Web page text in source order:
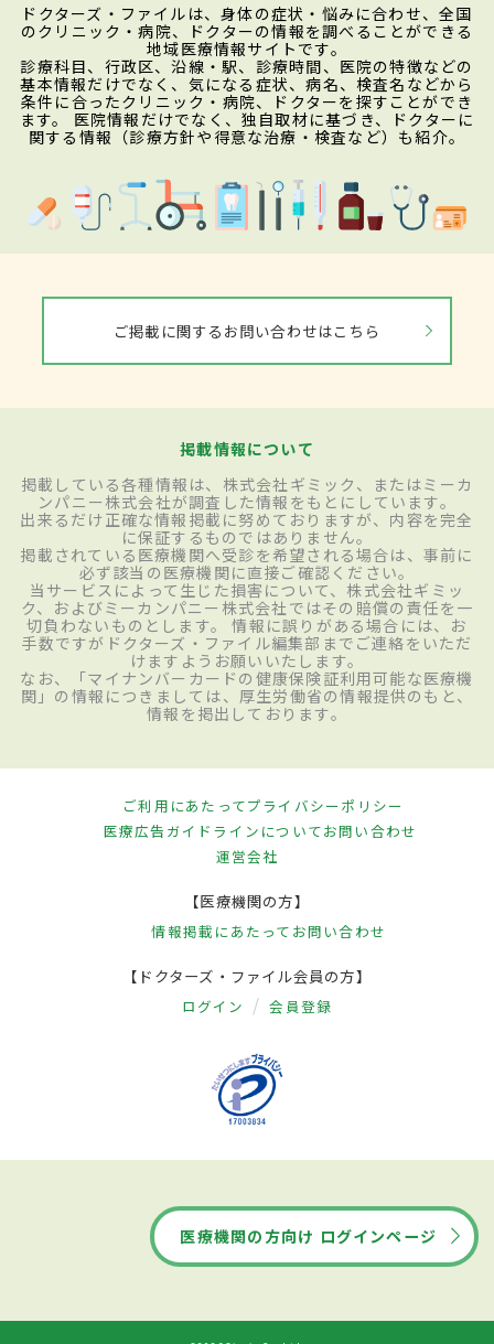
ドクターズ・ファイルは、身体の症状・悩みに合わせ、全国
のクリニック・病院、ドクターの情報を調べることができる
地域医療情報サイトです。
診療科目、行政区、沿線・駅、診療時間、医院の特徴などの
基本情報だけでなく、気になる症状、病名、検査名などから
条件に合ったクリニック・病院、ドクターを探すことができ
ます。 医院情報だけでなく、独自取材に基づき、ドクターに
関する情報（診療方針や得意な治療・検査など）も紹介。
ご掲載に関するお問い合わせはこちら
掲載情報について
掲載している各種情報は、株式会社ギミック、またはミーカ
ンパニー株式会社が調査した情報をもとにしています。
出来るだけ正確な情報掲載に努めておりますが、内容を完全
に保証するものではありません。
掲載されている医療機関へ受診を希望される場合は、事前に
必ず該当の医療機関に直接ご確認ください。
当サービスによって生じた損害について、株式会社ギミッ
ク、およびミーカンパニー株式会社ではその賠償の責任を一
切負わないものとします。 情報に誤りがある場合には、お
手数ですがドクターズ・ファイル編集部までご連絡をいただ
けますようお願いいたします。
なお、「マイナンバーカードの健康保険証利用可能な医療機
関」の情報につきましては、厚生労働省の情報提供のもと、
情報を掲出しております。
ご利用にあたってプライバシーポリシー
医療広告ガイドラインについてお問い合わせ
運営会社
【医療機関の方】
情報掲載にあたって お問い合わせ
【ドクターズ・ファイル会員の方】
ログイン 会員登録
医療機関の方向け ログインページ